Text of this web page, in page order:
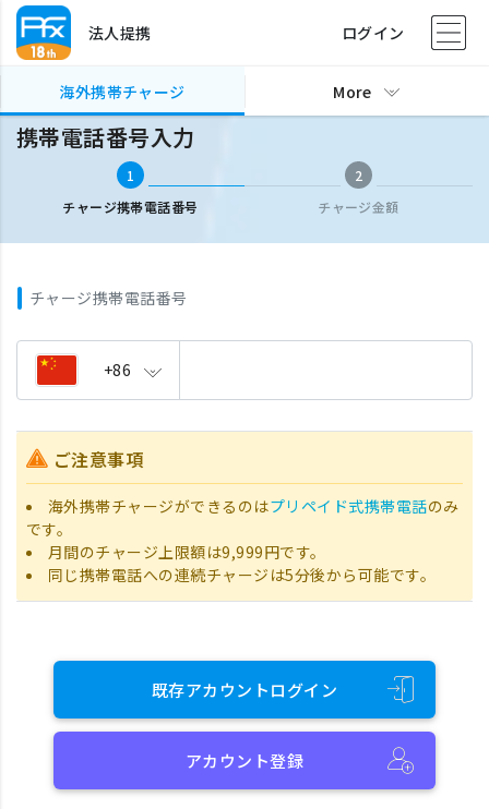
法人提携 ログイン
海外携帯チャージ More
海外携帯チャージ 携帯電話番号入力
携帯電話番号入力
1
チャージ携帯電話番号
2
チャージ金額
チャージ携帯電話番号
+86
ご注意事項
海外携帯チャージができるのはプリペイド式携帯電話のみ
です。
月間のチャージ上限額は9,999円です。
同じ携帯電話への連続チャージは5分後から可能です。
既存アカウントログイン
アカウント登録